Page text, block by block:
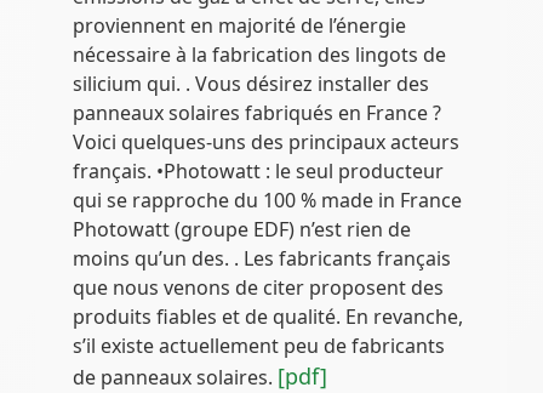
proviennent en majorité de l’énergie
nécessaire à la fabrication des lingots de
silicium qui. . Vous désirez installer des
panneaux solaires fabriqués en France ?
Voici quelques-uns des principaux acteurs
français. •Photowatt : le seul producteur
qui se rapproche du 100 % made in France
Photowatt (groupe EDF) n’est rien de
moins qu’un des. . Les fabricants français
que nous venons de citer proposent des
produits fiables et de qualité. En revanche,
s’il existe actuellement peu de fabricants
de panneaux solaires. [pdf]